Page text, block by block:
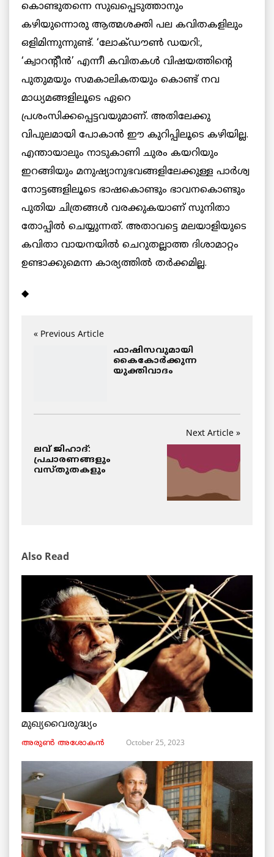
കൊണ്ടുതന്നെ സുഖപ്പെടുത്താനും
കഴിയുന്നൊരു ആത്മശക്തി പല കവിതകളിലും
ഒളിമിന്നുന്നുണ്ട്. ‘ലോക്ഡൗൺ ഡയറി:,
‘ക്വാറന്റീൻ’ എന്നീ കവിതകൾ വിഷയത്തിന്റെ
പുതുമയും സമകാലികതയും കൊണ്ട് നവ
മാധ്യമങ്ങളിലൂടെ ഏറെ
പ്രശംസിക്കപ്പെട്ടവയുമാണ്. അതിലേക്കു
വിപുലമായി പോകാൻ ഈ കുറിപ്പിലൂടെ കഴിയില്ല.
എന്തായാലും നാടുകാണി ചുരം കയറിയും
ഇറങ്ങിയും മനുഷ്യാനുഭവങ്ങളിലേക്കുള്ള പാർശ്വ
നോട്ടങ്ങളിലൂടെ ഭാഷകൊണ്ടും ഭാവനകൊണ്ടും
പുതിയ ചിത്രങ്ങൾ വരക്കുകയാണ് സുനിതാ
തോപ്പിൽ ചെയ്യുന്നത്. അതാവട്ടെ മലയാളിയുടെ
കവിതാ വായനയിൽ ചെറുതല്ലാത്ത ദിശാമാറ്റം
ഉണ്ടാക്കുമെന്ന കാര്യത്തിൽ തർക്കമില്ല.
◆
« Previous Article
ഫാഷിസവുമായി
കൈകോർക്കുന്ന
യുക്തിവാദം
Next Article »
ലവ് ജിഹാദ്:
പ്രചാരണങ്ങളും
വസ്തുതകളും
Also Read
മുഖ്യവൈരുദ്ധ്യം
അരുണ്‍ അശോകൻ October 25, 2023